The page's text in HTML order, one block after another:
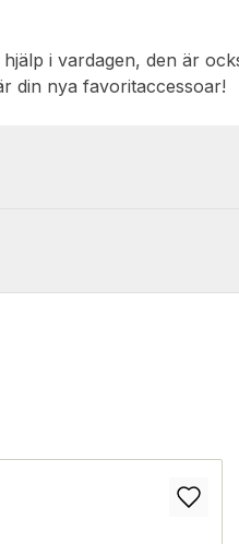
i vardagen, den är
din nya favoritaccessoar!